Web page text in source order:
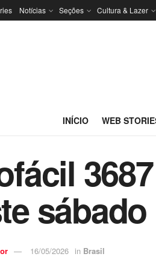
Notícias Seções Cultura & Lazer
INÍCIO WEB
sábado
16/05/2026 in Brasil